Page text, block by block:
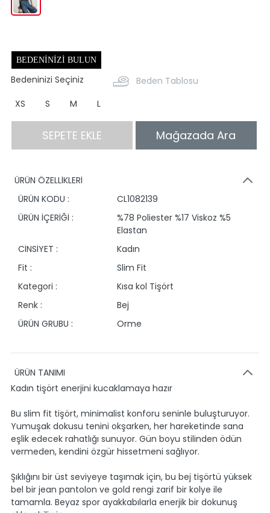
BEDENINIZI BULUN
Bedeninizi Seçiniz
Beden Tablosu
XS
S M L
SEPETE EKLE Mağazada Ara
ÜRÜN ÖZELLİKLERİ
ÜRÜN KODU :
CL1082139
ÜRÜN İÇERİĞİ :
%78 Poliester %17 Viskoz %5
Elastan
CİNSİYET :
Kadın
Fit :
Slim Fit
Kategori :
Kısa kol Tişört
Renk :
Bej
ÜRÜN GRUBU :
Orme
ÜRÜN TANIMI
Kadın tişört enerjini kucaklamaya hazır
Bu slim fit tişört, minimalist konforu seninle buluşturuyor.
Yumuşak dokusu tenini okşarken, her hareketinde sana
eşlik edecek rahatlığı sunuyor. Gün boyu stilinden ödün
vermeden, kendini özgür hissetmeni sağlıyor.
Şıklığını bir üst seviyeye taşımak için, bu bej tişörtü yüksek
bel bir jean pantolon ve gold rengi zarif bir kolye ile
tamamla. Beyaz spor ayakkabılarla enerjik bir dokunuş